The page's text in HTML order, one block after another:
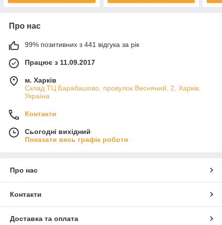
Про нас
99% позитивних з 441 відгука за рік
Працює з 11.09.2017
м. Харків
Склад ТЦ Барабашово, провулок Весняний, 2, Харків,
Україна
Контакти
Сьогодні вихідний
Показати весь графік роботи
Про нас
Контакти
Доставка та оплата